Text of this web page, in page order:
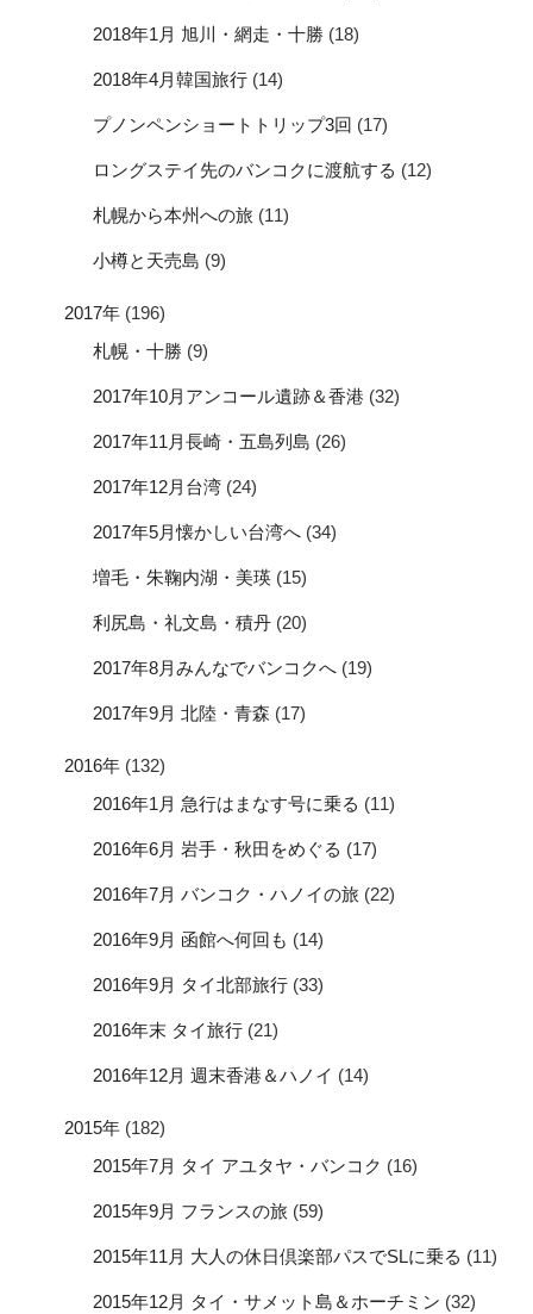
2018年1月 旭川・網走・十勝 (18)
2018年4月韓国旅行 (14)
プノンペンショートトリップ3回 (17)
ロングステイ先のバンコクに渡航する (12)
札幌から本州への旅 (11)
小樽と天売島 (9)
2017年 (196)
札幌・十勝 (9)
2017年10月アンコール遺跡＆香港 (32)
2017年11月長崎・五島列島 (26)
2017年12月台湾 (24)
2017年5月懐かしい台湾へ (34)
増毛・朱鞠内湖・美瑛 (15)
利尻島・礼文島・積丹 (20)
2017年8月みんなでバンコクへ (19)
2017年9月 北陸・青森 (17)
2016年 (132)
2016年1月 急行はまなす号に乗る (11)
2016年6月 岩手・秋田をめぐる (17)
2016年7月 バンコク・ハノイの旅 (22)
2016年9月 函館へ何回も (14)
2016年9月 タイ北部旅行 (33)
2016年末 タイ旅行 (21)
2016年12月 週末香港＆ハノイ (14)
2015年 (182)
2015年7月 タイ アユタヤ・バンコク (16)
2015年9月 フランスの旅 (59)
2015年11月 大人の休日倶楽部パスでSLに乗る (11)
2015年12月 タイ・サメット島＆ホーチミン (32)